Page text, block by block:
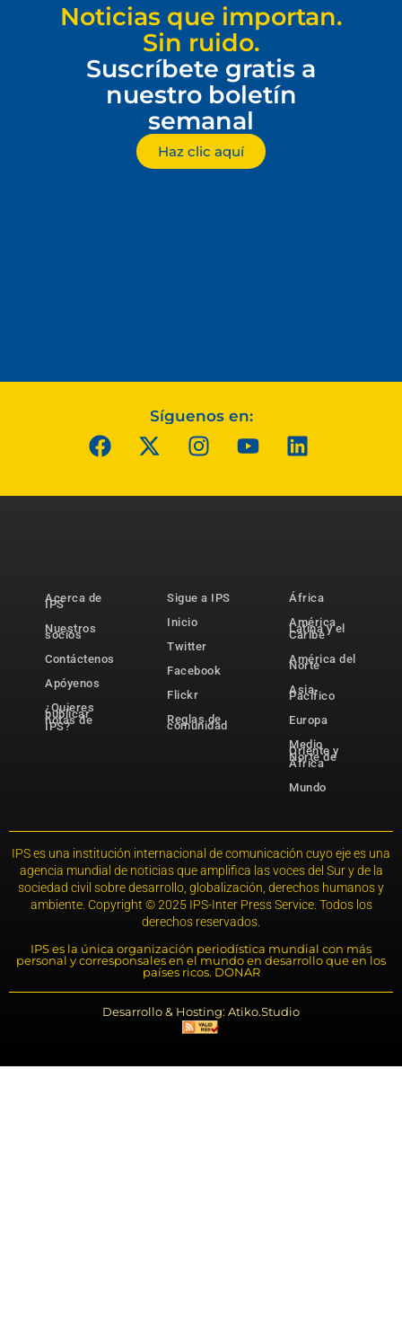
Noticias que importan.
Sin ruido.
Suscríbete gratis a
nuestro boletín
semanal
Haz clic aquí
Síguenos en:
Acerca de
IPS
Nuestros
socios
Contáctenos
Apóyenos
¿Quieres
publicar
notas de
IPS?
Sigue a IPS
Inicio
Twitter
Facebook
Flickr
Reglas de
comunidad
África
América
Latina y el
Caribe
América del
Norte
Asia-
Pacífico
Europa
Medio
Oriente y
Norte de
África
Mundo
IPS es una institución internacional de comunicación cuyo eje es una
agencia mundial de noticias que amplifica las voces del Sur y de la
sociedad civil sobre desarrollo, globalización, derechos humanos y
ambiente. Copyright © 2025 IPS-Inter Press Service. Todos los
derechos reservados.
IPS es la única organización periodística mundial con más
personal y corresponsales en el mundo en desarrollo que en los
países ricos. DONAR
Desarrollo & Hosting: Atiko.Studio